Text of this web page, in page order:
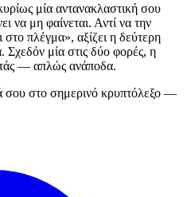
μία αντανακλαστική σου
να μη φαίνεται. Αντί να την
στο πλέγμα», αξίζει η δεύτερη
μία στις δύο φορές, η
— απλώς ανάποδα.
σου στο σημερινό κρυπτόλεξο —